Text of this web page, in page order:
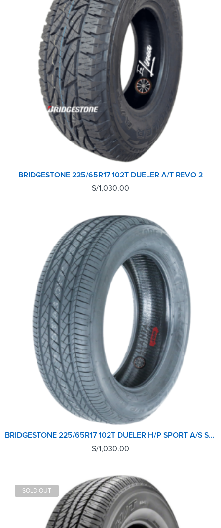
BRIDGESTONE 225/65R17 102T DUELER A/T REVO 2
S/1,030.00
BRIDGESTONE 225/65R17 102T DUELER H/P SPORT A/S SUV M+S TL
S/1,030.00
SOLD OUT